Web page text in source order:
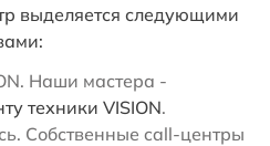
выделяется следующими
Наши мастера -
техники VISION.
Собственные call-центры